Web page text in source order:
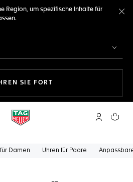
Region, um spezifische Inhalte für
SIE FORTMIT DER NAVIGATION
My TAG
Ihr